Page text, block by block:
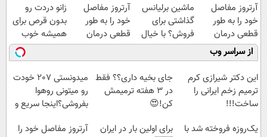
آرتروز مفاصل
خود را به طور
قطعی درمان
کنید!
◗پرسش‌نامه◖
ماشین برلیانس
گذاشتی برای
فروش؟ با خیال
راحت بفروش
آرتروز مفاصل
خود را به طور
قطعی درمان
کنید!
◂پرسش‌نامه▸
زانو دردت رو
بدون قرص برای
همیشه خوب
کن! (قدم اول،
پرسش‌نامه)
از سراسر وب
این دکتر شیرازی کرم
ترمیم زخم ایرانی را
ساخت!!!
جای بخیه داری؟؟ فقط
در 3 هفته ترمیمش
کن!😍
میدونستی 207 خودت
رو میتونی روهوا
بفروشی؟اینجا سریع و
یک‌روزه فروخته شد با
برای اولین بار در ایران
آرتروز مفاصل خود را